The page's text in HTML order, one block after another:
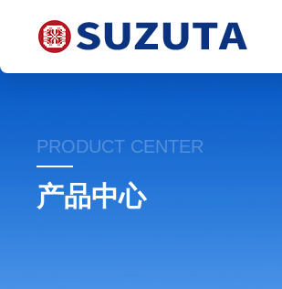
PRODUCT CENTER
产品中心